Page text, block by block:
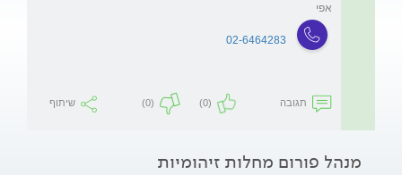
אפי
02-6464283
תגובה (0)
(0) שיתוף
מנהל פורום מחלות זיהומיות